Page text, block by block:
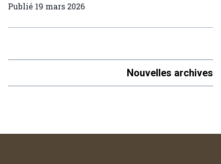
Publié 19 mars 2026
Nouvelles archives